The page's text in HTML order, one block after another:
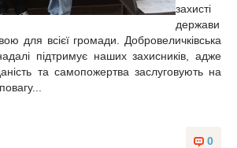
захисті
держави
для всієї громади. Добровеличківська
підтримує наших захисників, адже
та самопожертва заслуговують на
0